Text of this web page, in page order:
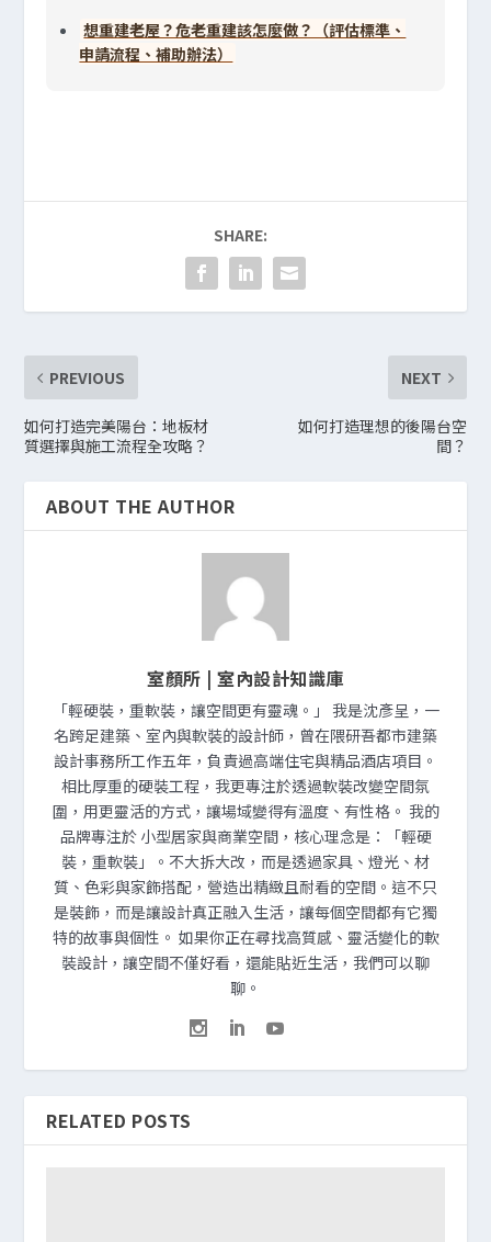
想重建老屋？危老重建該怎麼做？（評估標準、
申請流程、補助辦法）
SHARE:
PREVIOUS
如何打造完美陽台：地板材
質選擇與施工流程全攻略？
NEXT
如何打造理想的後陽台空
間？
ABOUT THE AUTHOR
室顏所 | 室內設計知識庫
「輕硬裝，重軟裝，讓空間更有靈魂。」 我是沈彥呈，一
名跨足建築、室內與軟裝的設計師，曾在隈研吾都市建築
設計事務所工作五年，負責過高端住宅與精品酒店項目。
相比厚重的硬裝工程，我更專注於透過軟裝改變空間氛
圍，用更靈活的方式，讓場域變得有溫度、有性格。 我的
品牌專注於 小型居家與商業空間，核心理念是：「輕硬
裝，重軟裝」。不大拆大改，而是透過家具、燈光、材
質、色彩與家飾搭配，營造出精緻且耐看的空間。這不只
是裝飾，而是讓設計真正融入生活，讓每個空間都有它獨
特的故事與個性。 如果你正在尋找高質感、靈活變化的軟
裝設計，讓空間不僅好看，還能貼近生活，我們可以聊
聊。
RELATED POSTS